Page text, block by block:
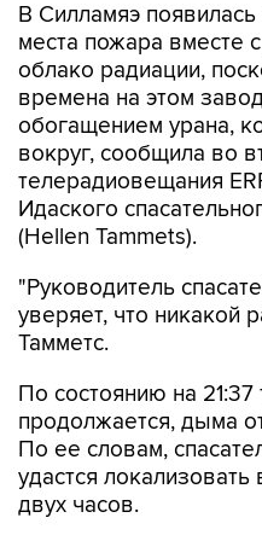
В Силламяэ
места пожара вместе
облако радиации,
времена на этом
обогащением урана,
вокруг, сообщила во
телерадиовещания
Идаского
(Hellen Tammets).
"Руководитель
уверяет, что никакой
Тамметс.
По состоянию на
продолжается, дыма
По ее словам,
удастся
двух часов.